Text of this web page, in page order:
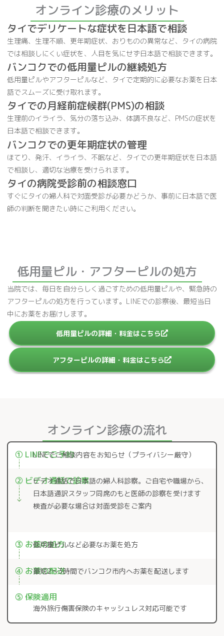
オンライン診療のメリット
タイでデリケートな症状を日本語で相談
生理痛、生理不順、更年期症状、おりものの異常など、タイの病院
では相談しにくい症状を、人目を気にせず日本語で相談できます。
バンコクでの低用量ピルの継続処方
低用量ピルやアフターピルなど、タイで定期的に必要なお薬を日本
語でスムーズに受け取れます。
タイでの月経前症候群(PMS)の相談
生理前のイライラ、気分の落ち込み、体調不良など、PMSの症状を
日本語で相談できます。
バンコクでの更年期症状の管理
ほてり、発汗、イライラ、不眠など、タイでの更年期症状を日本語
で相談し、適切な治療を受けられます。
タイの病院受診前の相談窓口
すぐにタイの婦人科で対面受診が必要かどうか、事前に日本語で医
師の判断を聞きたい時にご利用ください。
低用量ピル・アフターピルの処方
当院では、毎日を自分らしく過ごすための低用量ピルや、緊急時の
アフターピルの処方を行っています。LINEでの診察後、最短当日
中にお薬をお届けします。
低用量ピルの詳細・料金はこちら
アフターピルの詳細・料金はこちら
オンライン診療の流れ
① LINEでご予約
LINEでご相談内容をお知らせ（プライバシー厳守）
② ビデオ通話で診察
ビデオ通話で日本語の婦人科診察。ご自宅や職場から、
日本語通訳スタッフ同席のもと医師の診察を受けます
検査が必要な場合は対面受診をご案内
③ お薬の処方
低用量ピルなど必要なお薬を処方
④ お薬の配送
最短2〜3時間でバンコク市内へお薬を配送します
⑤ 保険適用
海外旅行傷害保険のキャッシュレス対応可能です